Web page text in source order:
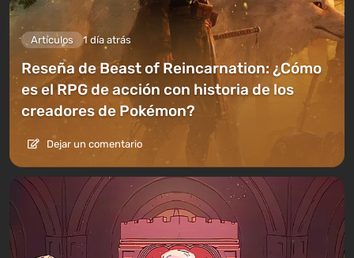
Artículos 1 día atrás
Reseña de Beast of Reincarnation: ¿Cómo
es el RPG de acción con historia de los
creadores de Pokémon?
Dejar un comentario